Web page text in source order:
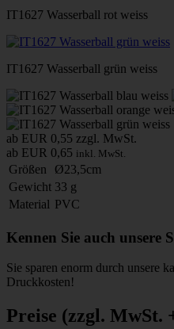
IT1627 Wasserball rot weiss
IT1627 Wasserball grün weiss
ab EUR 0,55 zzgl. MwSt.
ab EUR 0,65 inkl. MwSt.
Größen
Ø23,5cm
Gewicht 33 g
Material PVC
Kennen Sie auch unsere
Sie sparen enorm durch unsere
Druckkosten!
Preise (zzgl. MwSt.